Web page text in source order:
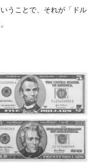
うことで、それが「ドル